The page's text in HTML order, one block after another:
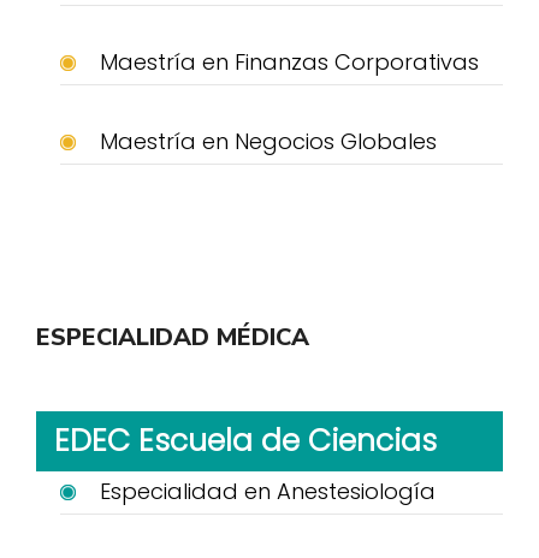
Maestría en Finanzas Corporativas
Maestría en Negocios Globales
ESPECIALIDAD MÉDICA
EDEC Escuela de Ciencias
Especialidad en Anestesiología